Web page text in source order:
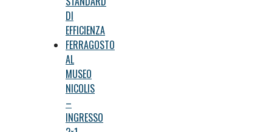
DI
EFFICIENZA
FERRAGOSTO
AL
MUSEO
NICOLIS
–
INGRESSO